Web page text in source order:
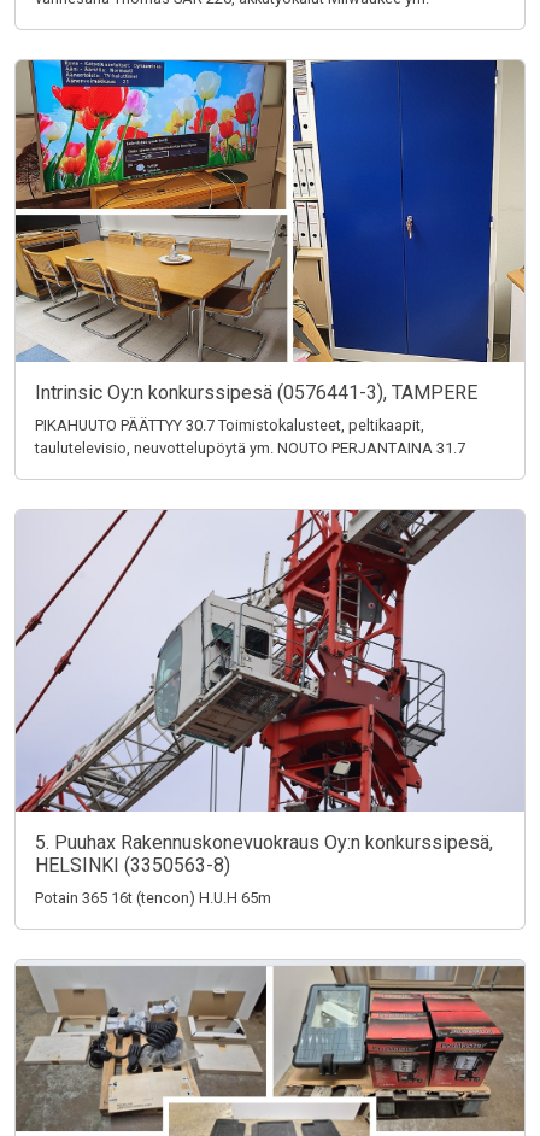
Intrinsic Oy:n konkurssipesä (0576441-3), TAMPERE
PIKAHUUTO PÄÄTTYY 30.7 Toimistokalusteet, peltikaapit,
taulutelevisio, neuvottelupöytä ym. NOUTO PERJANTAINA 31.7
5. Puuhax Rakennuskonevuokraus Oy:n konkurssipesä,
HELSINKI (3350563-8)
Potain 365 16t (tencon) H.U.H 65m